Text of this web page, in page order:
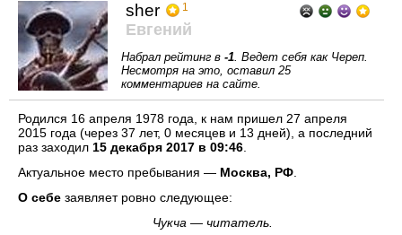
sher 1
Евгений
Набрал рейтинг в -1. Ведет себя как Череп.
Несмотря на это, оставил 25
комментариев на сайте.
Родился 16 апреля 1978 года, к нам пришел 27 апреля
2015 года (через 37 лет, 0 месяцев и 13 дней), а последний
раз заходил 15 декабря 2017 в 09:46
Актуальное место пребывания — Москва, РФ
О себе заявляет ровно следующее:
Чукча — читатель.